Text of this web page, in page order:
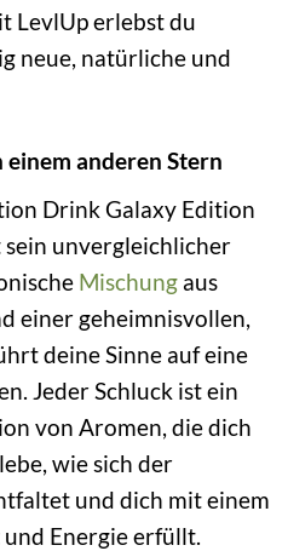
LevlUp erlebst du
neue, natürliche und
einem anderen Stern
Drink Galaxy Edition
sein unvergleichlicher
Mischung aus
einer geheimnisvollen,
deine Sinne auf eine
Jeder Schluck ist ein
von Aromen, die dich
wie sich der
und dich mit einem
Energie erfüllt.